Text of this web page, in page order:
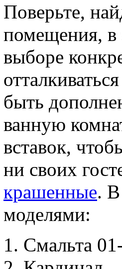
Поверьте,
помещения, в
выборе
быть
ванную
вставок,
ни своих
крашенные.
моделями:
Смальта